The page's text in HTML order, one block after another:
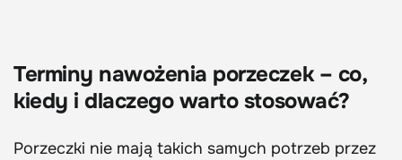
Terminy nawożenia porzeczek – co,
kiedy i dlaczego warto stosować?
Porzeczki nie mają takich samych potrzeb przez